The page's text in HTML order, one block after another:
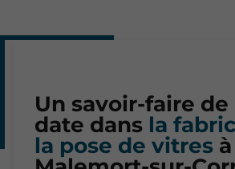
Un savoir-faire
date dans la
la pose de vitres à